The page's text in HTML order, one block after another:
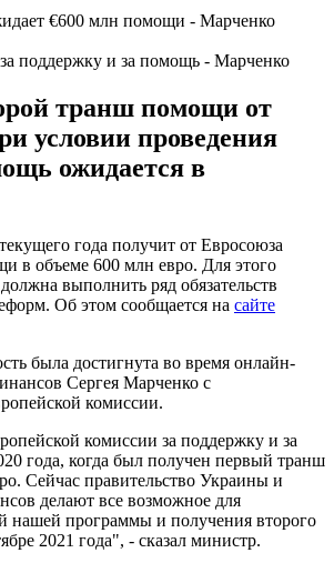
поддержку и за помощь - Марченко
транш помощи от
условии проведения
ожидается в
года получит от Евросоюза
в объеме 600 млн евро. Для этого
выполнить ряд обязательств
Об этом сообщается на сайте
была достигнута во время онлайн-
Сергея Марченко с
комиссии.
комиссии за поддержку и за
года, когда был получен первый транш
Сейчас правительство Украины и
делают все возможное для
нашей программы и получения второго
2021 года", - сказал министр.